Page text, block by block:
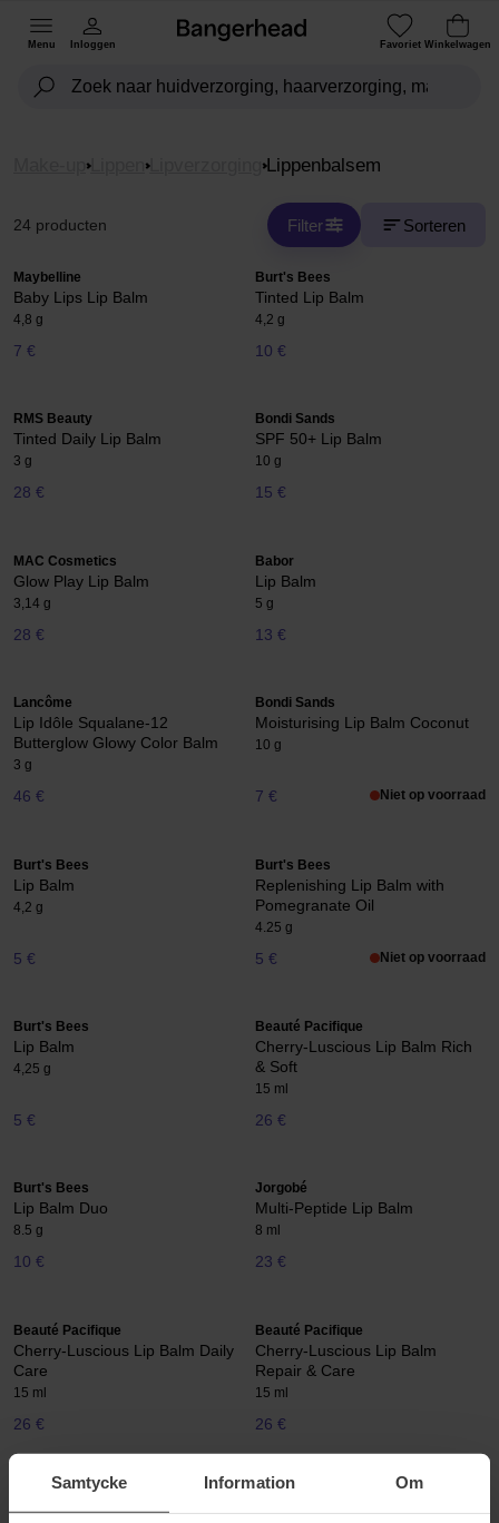
Samtycke Information Om
Menu Inloggen Favoriet Winkelwagen
Lippen Lipverzorging Lippenbalsem
24 producten Filter Sorteren
Maybelline
Baby Lips Lip Balm
4,8 g
7 €
Burt's Bees
Tinted Lip Balm
4,2 g
10 €
RMS Beauty
Tinted Daily Lip Balm
3 g
28 €
Bondi Sands
SPF 50+ Lip Balm
10 g
15 €
MAC Cosmetics
Glow Play Lip Balm
3,14 g
28 €
Babor
Lip Balm
5 g
13 €
Lancôme
Lip Idôle Squalane-12
Butterglow Glowy Color Balm
3 g
46 €
Bondi Sands
Moisturising Lip Balm Coconut
10 g
7 € Niet op voorraad
Burt's Bees
Lip Balm
4,2 g
5 €
Burt's Bees
Replenishing Lip Balm with
Pomegranate Oil
4.25 g
5 € Niet op voorraad
Burt's Bees
Lip Balm
4,25 g
5 €
Beauté Pacifique
Cherry-Luscious Lip Balm Rich
& Soft
15 ml
26 €
Burt's Bees
Lip Balm Duo
8.5 g
10 €
Jorgobé
Multi-Peptide Lip Balm
8 ml
23 €
Beauté Pacifique
Cherry-Luscious Lip Balm Daily
Care
15 ml
26 €
Beauté Pacifique
Cherry-Luscious Lip Balm
Repair & Care
15 ml
26 €
Biotherm
Lait Corporel Beurre de Lèvres
Clarins
Hydra-Essentiel Moisture